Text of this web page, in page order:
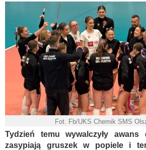
Fot. Fb/UKS Chemik SMS
Tydzień temu wywalczyły
zasypiają gruszek w popiele i